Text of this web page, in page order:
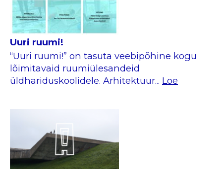
Uuri ruumi!
“Uuri ruumi!” on tasuta veebipõhine kogu
lõimitavaid ruumiülesandeid
üldhariduskoolidele. Arhitektuur... Loe